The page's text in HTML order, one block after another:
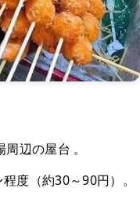
辺の屋台 。
度（約30～90円）。